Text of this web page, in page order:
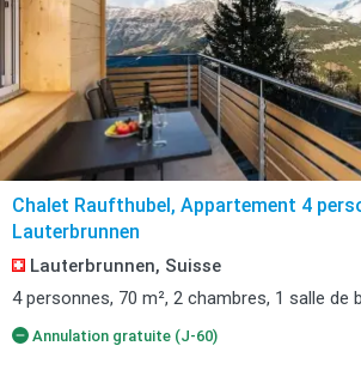
Chalet Raufthubel, Appartement 4
Lauterbrunnen
Lauterbrunnen, Suisse
4 personnes, 70 m², 2 chambres, 1 salle de
Annulation gratuite (J-60)